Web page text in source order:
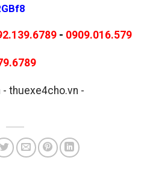
- 0909.016.579
- thuexe4cho.vn -